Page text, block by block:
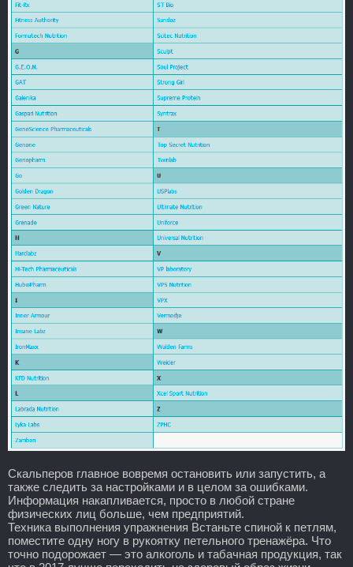
Скальперов главное вовремя остановить или запустить, а
также следить за настройками и в целом за ошибками.
Информация накапливается, просто в любой стране
физических лиц больше, чем предприятий.
Техника выполнения упражнения Встаньте спиной к петлям,
поместите одну ногу в рукоятку петельного тренажёра. Что
точно подорожает — это алкоголь и табачная продукция, так